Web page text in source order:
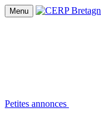
Menu
Petites annonces